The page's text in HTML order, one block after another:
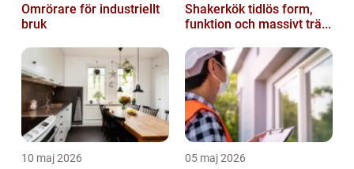
Omrörare för industriellt
bruk
Shakerkök tidlös form,
funktion och massivt trä...
10 maj 2026 05 maj 2026